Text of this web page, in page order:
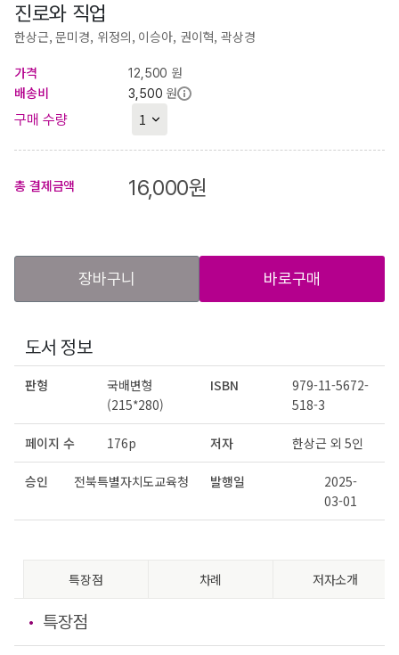
진로와 직업
한상근, 문미경, 위정의, 이승아, 권이혁, 곽상경
가격
12,500 원
배송비
3,500 원
구매 수량
총 결제금액 16,000원
장바구니 바로구매
도서 정보
판형
국배변형
(215*280)
ISBN
979-11-5672-
518-3
페이지 수 176p 저자 한상근 외 5인
승인 전북특별자치도교육청 발행일
2025-
03-01
특장점 차례 저자소개
특장점